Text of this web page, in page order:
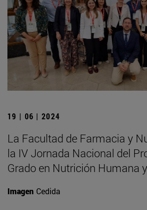
19 | 06 | 2024
La Facultad de Farmacia y
la IV Jornada Nacional del
Grado en Nutrición Humana
Imagen Cedida